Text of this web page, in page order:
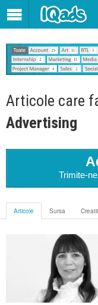
Articole care
Advertising
Trimite-
Articole Sursa Creatii